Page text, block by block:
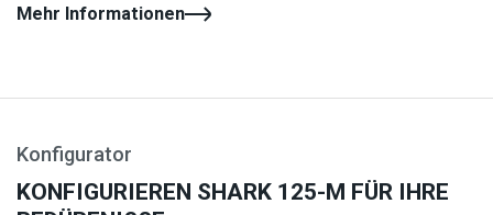
Mehr Informationen
Konfigurator
KONFIGURIEREN SHARK 125-M FÜR IHRE